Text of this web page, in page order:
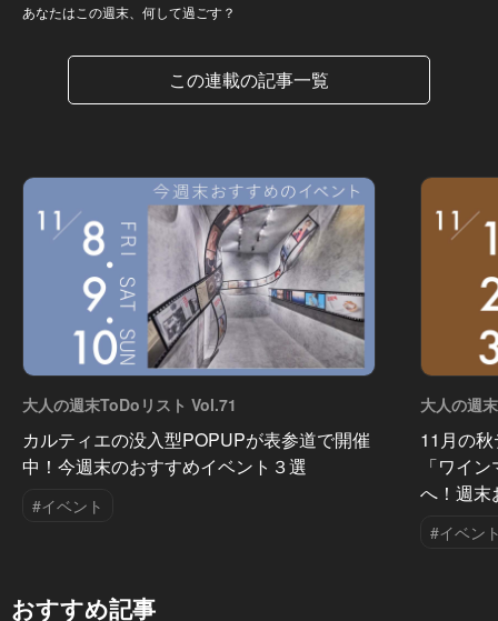
あなたはこの週末、何して過ごす？
この連載の記事一覧
大人の週末ToDoリスト Vol.71
カルティエの没入型POPUPが表参道で開催
中！今週末のおすすめイベント３選
#イベント
大人の週
11月の
「ワイ
へ！週末
#イベン
おすすめ記事